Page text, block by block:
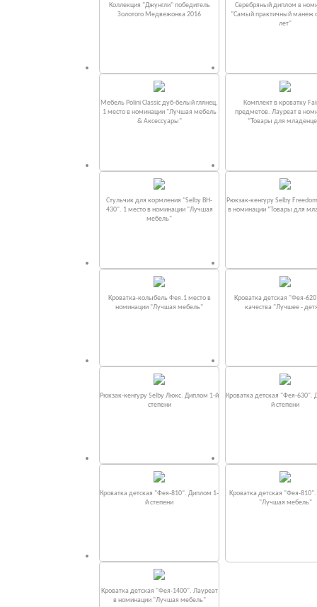
Коллекция "Джунгли" победитель
Золотого Медвежонка 2016
Серебряный диплом в
"Самый практичный манеж
лет"
Мебель Polini Classic дуб-белый глянец.
1 место в номинации "Лучшая мебель
& Аксессуары"
Комплект в кроватку
предметов. Лауреат в
“Товары для
Стульчик для кормления "Selby BH-
430". 1 место в номинации "Лучшая
мебель"
Рюкзак-кенгуру Selby
в номинации “Товары для
Кроватка-колыбель Фея.1 место в
номинации "Лучшая мебель"
Кроватка детская "Фея-
качества "Лучшее -
Рюкзак-кенгуру Selby Люкс. Диплом 1-й
степени
Кроватка детская "Фея-630".
й степени
Кроватка детская "Фея-810". Диплом 1-
й степени
Кроватка детская "Фея-
"Лучшая мебель"
Кроватка детская "Фея-1400". Лауреат
в номинации "Лучшая мебель"